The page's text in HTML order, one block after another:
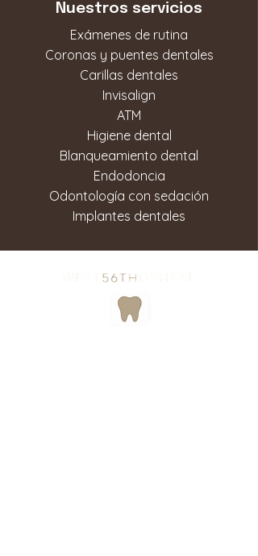
Nuestros servicios
Exámenes de rutina
Coronas y puentes dentales
Carillas dentales
Invisalign
ATM
Higiene dental
Blanqueamiento dental
Endodoncia
Odontología con sedación
Implantes dentales